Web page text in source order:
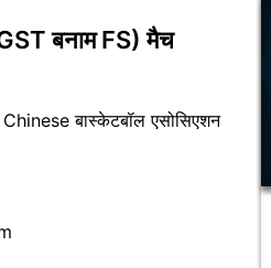
बनाम FS) मैच
बास्केटबॉल एसोसिएशन